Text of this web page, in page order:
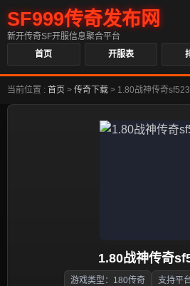
SF999传奇发布网
新开传奇SF开服信息聚合平台
首页
开服表
当前位置 : 首页 > 传奇下载 > 1.80战神传奇
1.80战神传奇
游戏类型：180传奇 支持平